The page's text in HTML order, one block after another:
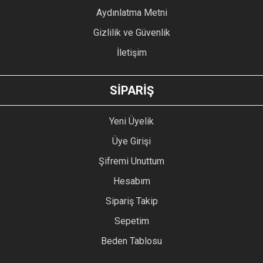
GÖNDER
Aydınlatma Metni
Gizlilik ve Güvenlik
İletişim
SİPARİŞ
Yeni Üyelik
Üye Girişi
Şifremi Unuttum
Hesabım
Sipariş Takip
Sepetim
Beden Tablosu